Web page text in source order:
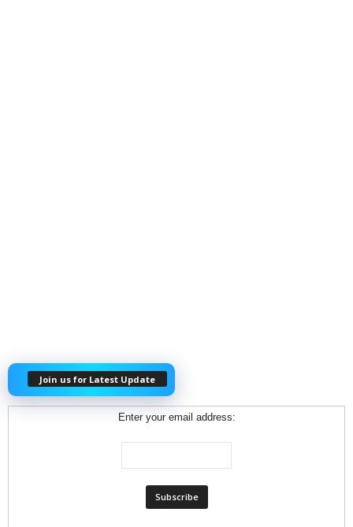
Join us for Latest Update
Enter your email address: